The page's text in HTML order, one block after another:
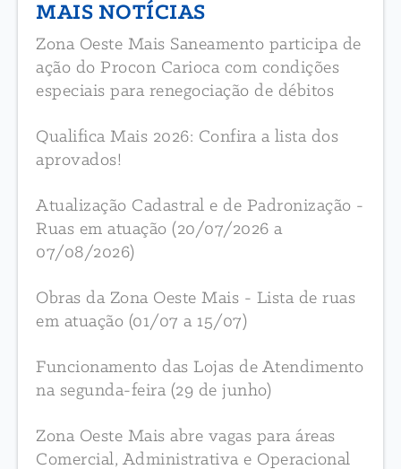
MAIS NOTÍCIAS
Zona Oeste Mais Saneamento participa de
ação do Procon Carioca com condições
especiais para renegociação de débitos
Qualifica Mais 2026: Confira a lista dos
aprovados!
Atualização Cadastral e de Padronização -
Ruas em atuação (20/07/2026 a
07/08/2026)
Obras da Zona Oeste Mais - Lista de ruas
em atuação (01/07 a 15/07)
Funcionamento das Lojas de Atendimento
na segunda-feira (29 de junho)
Zona Oeste Mais abre vagas para áreas
Comercial, Administrativa e Operacional